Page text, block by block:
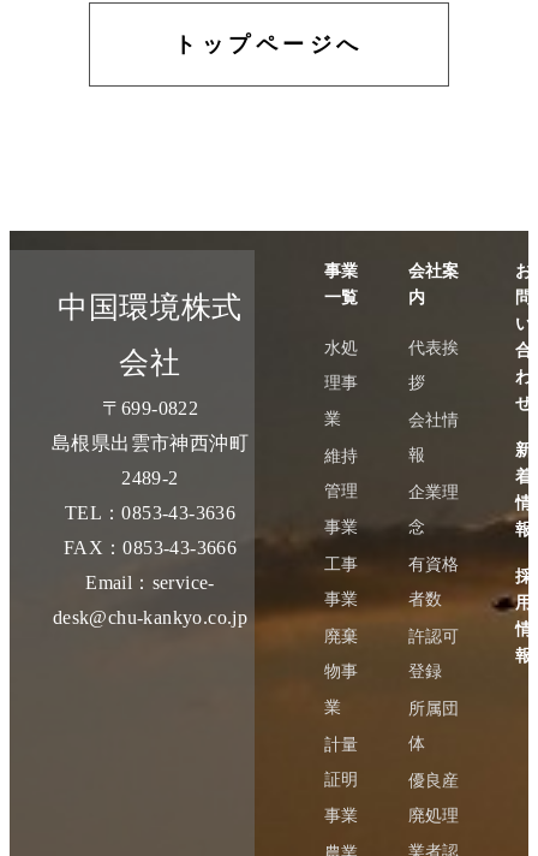
トップページへ
中国環境株式
会社
〒699-0822
島根県出雲市神西沖町
2489-2
TEL：0853-43-3636
FAX：0853-43-3666
Email：service-
desk@chu-kankyo.co.jp
事業
一覧
水処
理事
業
維持
管理
事業
工事
事業
廃棄
物事
業
計量
証明
事業
会社案
内
代表挨
拶
会社情
報
企業理
念
有資格
者数
許認可
登録
所属団
体
優良産
廃処理
業者認
お
問
い
合
わ
せ
新
着
情
報
採
用
情
報